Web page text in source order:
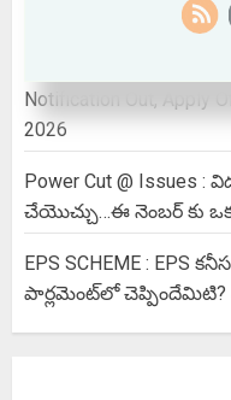
క్లెయిమ్ చేసుకోవచ్చు..
Notification Out, Apply
2026
Power Cut @ Issues
చేయొచ్చు…ఈ నెంబర్ కు
EPS SCHEME : EPS
పార్లమెంట్‌లో చెప్పిందేమిటి?